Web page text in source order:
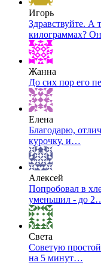
Игорь
Здравствуйте. А
килограммах?
Жанна
До сих пор его
Елена
Благодарю,
курочку, и…
Алексей
Попробовал в
уменьшил - до
Света
Советую
на 5 минут…